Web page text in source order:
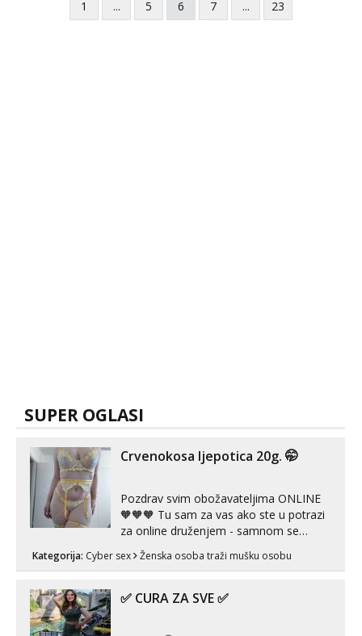
1 ... 5 6 7 ... 23
SUPER OGLASI
Crvenokosa ljepotica 20g. 🤭
Pozdrav svim obožavateljima ONLINE
🧡🧡🧡 Tu sam za vas ako ste u potrazi
za online druženjem - samnom se
možete zabaviti preko videopoziva, ili
ako vam nisam dovoljna radim i u paru i
😉 Radim i vruća tipkanja uz slike i hot
Kategorija: Cyber sex Ženska osoba traži mušku osobu
✅ CURA ZA SVE ✅